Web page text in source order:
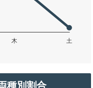
種別割合